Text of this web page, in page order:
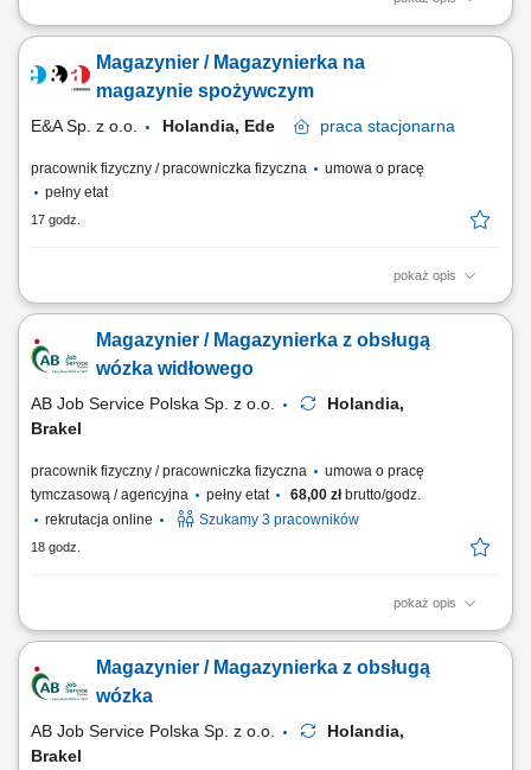
Opis stanowiska: Kompletowanie zamówień przy wykorzystaniu
wysyłki oraz kontrola poprawności zamówień. Załadunek, rozładunek i
rozmieszczanie produktów w wyznaczonych strefach magazynu.
Magazynier / Magazynierka na
magazynie spożywczym
E&A Sp. z o.o. Holandia, Ede praca stacjonarna
pracownik fizyczny / pracowniczka fizyczna
umowa o pracę
pełny etat
17 godz.
pokaż opis
Zakres obowiązków: zbieranie zamówień za pomocą zestawu
odpowiedniego klienta; rozładunek i załadunek towaru; sortowanie i
kontrola jakości; Wymagania: doświadczenie w magazynach
Magazynier / Magazynierka z obsługą
wózka widłowego
AB Job Service Polska Sp. z o.o.
Holandia,
Brakel
pracownik fizyczny / pracowniczka fizyczna
umowa o pracę
tymczasową / agencyjna
pełny etat 68,00 złbrutto/godz.
rekrutacja online
Szukamy 3 pracowników
18 godz.
pokaż opis
Zadania: Obsługa wózka widłowego przy pracach załadunkowych i
hali produkcyjnej; Rejestracja stany magazynowych i lokalizacji
materiałów w systemie ERP; Przygotowanie towaru do wysyłki na
Magazynier / Magazynierka z obsługą
wózka
AB Job Service Polska Sp. z o.o.
Holandia,
Brakel